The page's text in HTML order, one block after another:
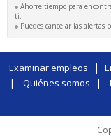
Ahorre tiempo para
ti.
Puedes cancelar las alertas
Examinar empleos |
| Quiénes somos |